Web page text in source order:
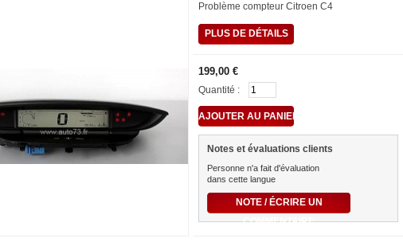
Problème compteur Citroen C4
PLUS DE DÉTAILS
199,00 €
Quantité :
Notes et évaluations clients
Personne n'a fait d'évaluation
dans cette langue
NOTE / ÉCRIRE UN
COMMENTAIRE